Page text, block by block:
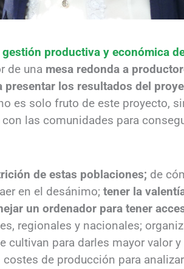
productiva y económica
de una mesa redonda a
los resultados del
es solo fruto de este proyecto,
las comunidades para
de estas poblaciones; de
en el desánimo; tener la
un ordenador para tener
regionales y nacionales;
cultivan para darles mayor valor y
de producción para